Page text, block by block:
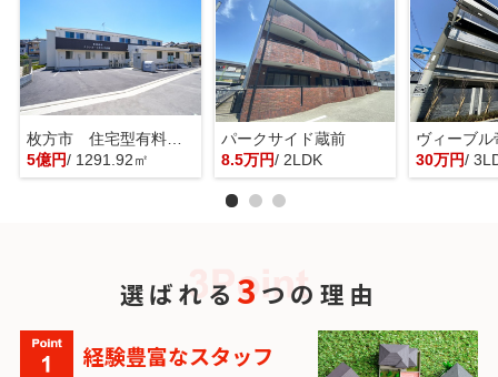
枚方市 住宅型有料老人ホーム 一棟貸し
5億円/ 1291.92㎡
パークサイド蔵前
8.5万円/ 2LDK
ヴィーブル
30万円/
選ばれる 3 つの理由
経験豊富なスタッフ